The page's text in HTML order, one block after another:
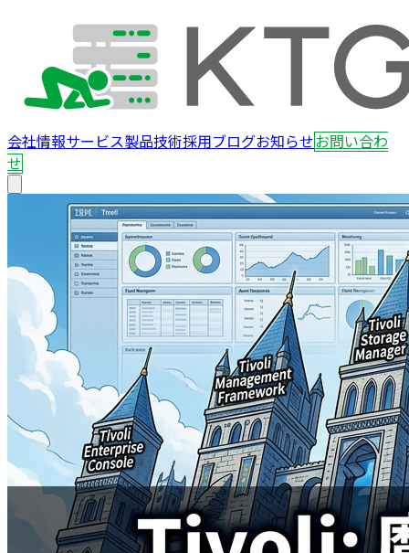
会社情報サービス製品技術採用ブログお知らせお問い合わ
せ